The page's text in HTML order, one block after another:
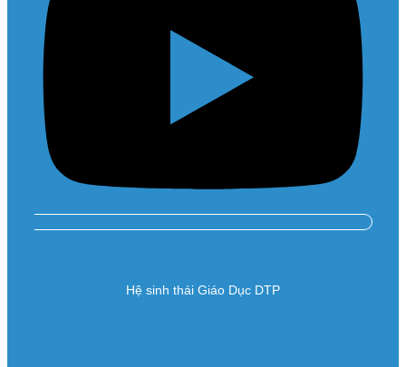
Hệ sinh thái Giáo Dục DTP